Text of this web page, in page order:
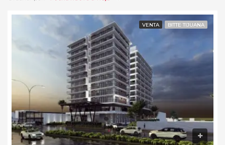
VENTA BITTE TIJUANA